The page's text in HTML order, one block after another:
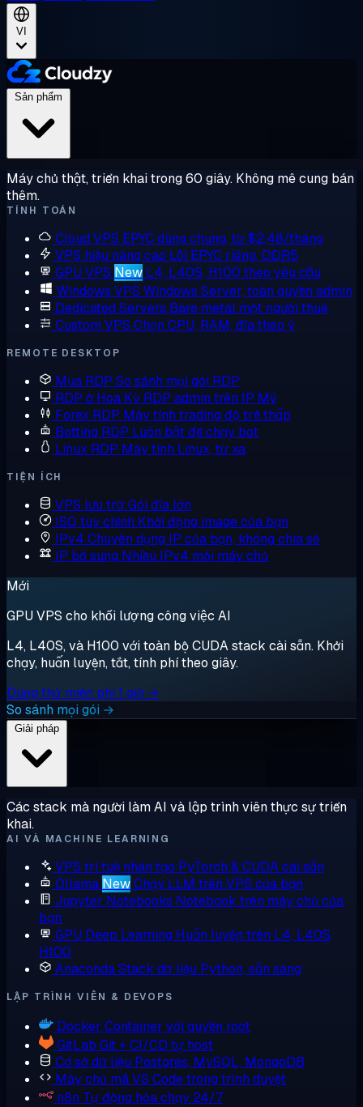
VI
Máy chủ thật, triển khai trong 60 giây. Không mê cung bán
thêm.
TÍNH TOÁN
Cloud VPS EPYC dùng chung, từ $2,48/tháng
VPS hiệu năng cao Lõi EPYC riêng, DDR5
GPU VPS New L4, L40S, H100 theo yêu cầu
Windows VPS Windows Server, toàn quyền admin
Dedicated Servers Bare metal một người thuê
Custom VPS Chọn CPU, RAM, đĩa theo ý
REMOTE DESKTOP
Mua RDP So sánh mọi gói RDP
RDP ở Hoa Kỳ RDP admin trên IP Mỹ
Forex RDP Máy tính trading độ trễ thấp
Botting RDP Luôn bật để chạy bot
Linux RDP Máy tính Linux, từ xa
TIỆN ÍCH
VPS lưu trữGói đĩa lớn
ISO tùy chỉnh Khởi động image của bạn
IPv4 Chuyên dụng IP của bạn, không chia sẻ
IP bổ sung Nhiều IPv4 mỗi máy chủ
Mới
GPU VPS cho khối lượng công việc AI
L4, L40S, và H100 với toàn bộ CUDA stack cài sẵn. Khởi
chạy, huấn luyện, tắt, tính phí theo giây.
Dùng thử miễn phí 1 giờ →
So sánh mọi gói →
Các stack mà người làm AI và lập trình viên thực sự triển
khai.
AI VÀ MACHINE LEARNING
VPS trí tuệ nhân tạo PyTorch & CUDA cài sẵn
Ollama NewChạy LLM trên VPS của bạn
Jupyter Notebooks Notebook trên máy chủ của
bạn
GPU Deep Learning Huấn luyện trên L4, L40S,
H100
AnacondaStack dữ liệu Python, sẵn sàng
LẬP TRÌNH VIÊN & DEVOPS
Docker Container với quyền root
GitLab Git + CI/CD tự host
Cơ sở dữ liệu Postgres, MySQL, MongoDB
Máy chủ mãVS Code trong trình duyệt
n8n Tự động hóa chạy 24/7